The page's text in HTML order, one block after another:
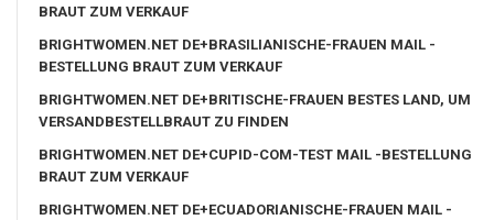
BRAUT ZUM VERKAUF
BRIGHTWOMEN.NET DE+BRASILIANISCHE-FRAUEN MAIL -
BESTELLUNG BRAUT ZUM VERKAUF
BRIGHTWOMEN.NET DE+BRITISCHE-FRAUEN BESTES LAND, UM
VERSANDBESTELLBRAUT ZU FINDEN
BRIGHTWOMEN.NET DE+CUPID-COM-TEST MAIL -BESTELLUNG
BRAUT ZUM VERKAUF
BRIGHTWOMEN.NET DE+ECUADORIANISCHE-FRAUEN MAIL -